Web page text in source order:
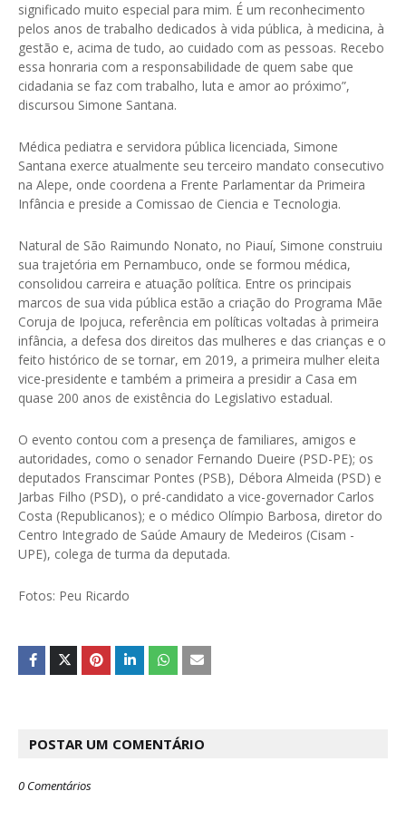
significado muito especial para mim. É um reconhecimento
pelos anos de trabalho dedicados à vida pública, à medicina, à
gestão e, acima de tudo, ao cuidado com as pessoas. Recebo
essa honraria com a responsabilidade de quem sabe que
cidadania se faz com trabalho, luta e amor ao próximo”,
discursou Simone Santana.
Médica pediatra e servidora pública licenciada, Simone
Santana exerce atualmente seu terceiro mandato consecutivo
na Alepe, onde coordena a Frente Parlamentar da Primeira
Infância e preside a Comissao de Ciencia e Tecnologia.
Natural de São Raimundo Nonato, no Piauí, Simone construiu
sua trajetória em Pernambuco, onde se formou médica,
consolidou carreira e atuação política. Entre os principais
marcos de sua vida pública estão a criação do Programa Mãe
Coruja de Ipojuca, referência em políticas voltadas à primeira
infância, a defesa dos direitos das mulheres e das crianças e o
feito histórico de se tornar, em 2019, a primeira mulher eleita
vice-presidente e também a primeira a presidir a Casa em
quase 200 anos de existência do Legislativo estadual.
O evento contou com a presença de familiares, amigos e
autoridades, como o senador Fernando Dueire (PSD-PE); os
deputados Franscimar Pontes (PSB), Débora Almeida (PSD) e
Jarbas Filho (PSD), o pré-candidato a vice-governador Carlos
Costa (Republicanos); e o médico Olímpio Barbosa, diretor do
Centro Integrado de Saúde Amaury de Medeiros (Cisam -
UPE), colega de turma da deputada.
Fotos: Peu Ricardo
POSTAR UM COMENTÁRIO
0 Comentários